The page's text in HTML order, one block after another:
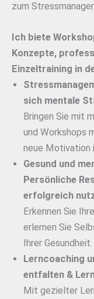
zum
Ich biete
Konzepte,
Einzeltraining in
sich mentale
Bringen Sie mit
und Workshops
neue Motivation
Gesund und
Persönliche
erfolgreich
Erkennen Sie
erlernen Sie
Ihrer Gesundheit.
Lerncoaching
entfalten &
Mit gezielter